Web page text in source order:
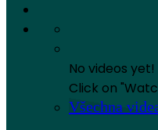
No videos yet!
Click on
Všechna